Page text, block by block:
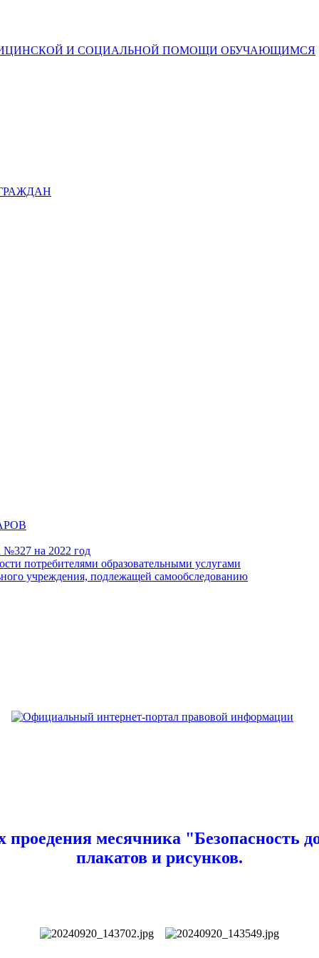
И СОЦИАЛЬНОЙ ПОМОЩИ ОБУЧАЮЩИМСЯ
№327 на 2022 год
потребителями образовательными услугами
учреждения, подлежащей самообследованию
проедения месячника "Безопасность
плакатов и рисунков.